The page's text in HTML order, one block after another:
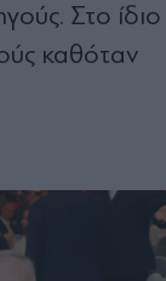
Στο ίδιο
καθόταν